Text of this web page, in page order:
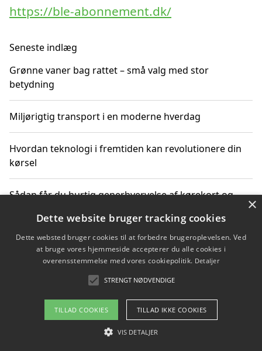
https://ble-abonnement.dk/
Seneste indlæg
Grønne vaner bag rattet – små valg med stor
betydning
Miljørigtig transport i en moderne hverdag
Hvordan teknologi i fremtiden kan revolutionere din
kørsel
Sådan får du hurtig generhvervelse af kørekort og
Sådan lærer du miljørigtig kørsel hos en køreskole i
Gentofte
Copyright 2026 - Pilanto Aps
Om / kontakt
×
Dette website bruger tracking cookies
Dette websted bruger cookies til at forbedre brugeroplevelsen. Ved
at bruge vores hjemmeside accepterer du alle cookies i
overensstemmelse med vores cookiepolitik. Detaljer
STRENGT NØDVENDIGE
TILLAD COOKIES TILLAD IKKE COOKIES
VIS DETALJER